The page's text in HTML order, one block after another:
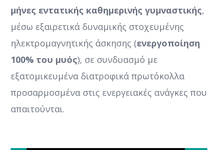
μήνες εντατικής καθημερινής γυμναστικής,
μέσω εξαιρετικά δυναμικής στοχευμένης
ηλεκτρομαγνητικής άσκησης (ενεργοποίηση
100% του μυός), σε συνδυασμό με
εξατομικευμένα διατροφικά πρωτόκολλα
προσαρμοσμένα στις ενεργειακές ανάγκες που
απαιτούνται.